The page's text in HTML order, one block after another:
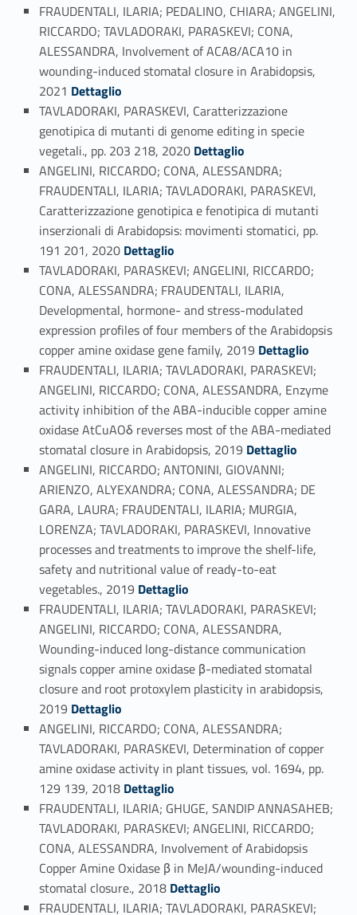
FRAUDENTALI, ILARIA; PEDALINO, CHIARA; ANGELINI,
RICCARDO; TAVLADORAKI, PARASKEVI; CONA,
ALESSANDRA, Involvement of ACA8/ACA10 in
wounding-induced stomatal closure in Arabidopsis,
2021 Link identifier #identifier_person_110845-77
Dettaglio
TAVLADORAKI, PARASKEVI, Caratterizzazione
genotipica di mutanti di genome editing in specie
vegetali., pp. 203 218, 2020 Link identifier #identifier_person_135496-78
Dettaglio
ANGELINI, RICCARDO; CONA, ALESSANDRA;
FRAUDENTALI, ILARIA; TAVLADORAKI, PARASKEVI,
Caratterizzazione genotipica e fenotipica di mutanti
inserzionali di Arabidopsis: movimenti stomatici, pp.
191 201, 2020 Link identifier #identifier_person_100880-79
Dettaglio
TAVLADORAKI, PARASKEVI; ANGELINI, RICCARDO;
CONA, ALESSANDRA; FRAUDENTALI, ILARIA,
Developmental, hormone- and stress-modulated
expression profiles of four members of the Arabidopsis
copper amine oxidase gene family, 2019 Link identifier #identifier_person_76445-80
Dettaglio
FRAUDENTALI, ILARIA; TAVLADORAKI, PARASKEVI;
ANGELINI, RICCARDO; CONA, ALESSANDRA, Enzyme
activity inhibition of the ABA-inducible copper amine
oxidase AtCuAOδ reverses most of the ABA-mediated
stomatal closure in Arabidopsis, 2019 Link identifier #identifier_person_155349-81
Dettaglio
ANGELINI, RICCARDO; ANTONINI, GIOVANNI;
ARIENZO, ALYEXANDRA; CONA, ALESSANDRA; DE
GARA, LAURA; FRAUDENTALI, ILARIA; MURGIA,
LORENZA; TAVLADORAKI, PARASKEVI, Innovative
processes and treatments to improve the shelf-life,
safety and nutritional value of ready-to-eat
vegetables., 2019 Link identifier #identifier_person_115-82
Dettaglio
FRAUDENTALI, ILARIA; TAVLADORAKI, PARASKEVI;
ANGELINI, RICCARDO; CONA, ALESSANDRA,
Wounding-induced long-distance communication
signals copper amine oxidase β-mediated stomatal
closure and root protoxylem plasticity in arabidopsis,
2019 Link identifier #identifier_person_116478-83
Dettaglio
ANGELINI, RICCARDO; CONA, ALESSANDRA;
TAVLADORAKI, PARASKEVI, Determination of copper
amine oxidase activity in plant tissues, vol. 1694, pp.
129 139, 2018 Link identifier #identifier_person_81633-84
Dettaglio
FRAUDENTALI, ILARIA; GHUGE, SANDIP ANNASAHEB;
TAVLADORAKI, PARASKEVI; ANGELINI, RICCARDO;
CONA, ALESSANDRA, Involvement of Arabidopsis
Copper Amine Oxidase β in MeJA/wounding-induced
stomatal closure., 2018 Link identifier #identifier_person_2382-85
Dettaglio
FRAUDENTALI, ILARIA; TAVLADORAKI, PARASKEVI;